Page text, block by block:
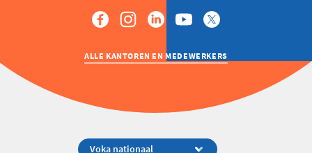
ALLE KANTOREN EN MEDEWERKERS